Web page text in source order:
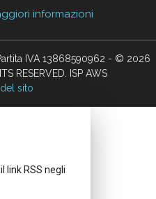
informazioni
IVA 13868590962 - © 2026
RESERVED. ISP AWS
sito
link RSS negli